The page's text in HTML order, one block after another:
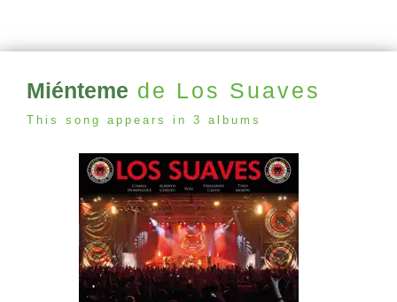
Miénteme de Los Suaves
This song appears in 3 albums